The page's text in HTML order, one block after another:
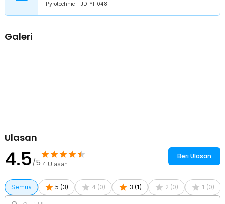
Kotak ini dapat menjaga rasa rokok karena anti lembab. Selain itu,
rokok Anda tidak akan mudah basah karena hujan ataupun patah
Pyrotechnic - JD-YH048
Galeri
Ulasan
4.5/5 4 Ulasan
Beri Ulasan
Semua 5 (3) 4 (0) 3 (1 ) 2 (0) 1 (0)